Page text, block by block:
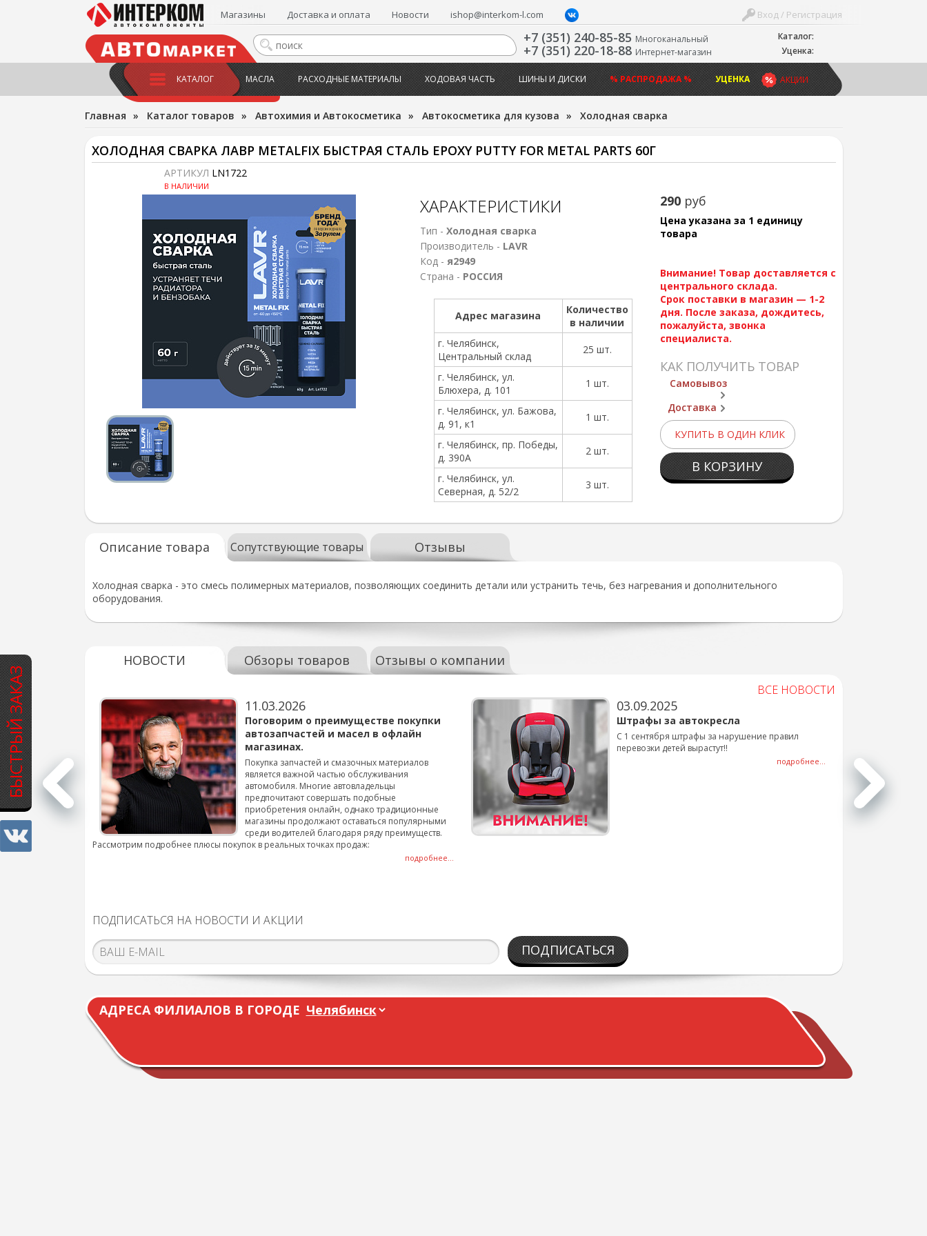
БЫСТРЫЙ ЗАКАЗ
Каталог:
Уценка:
Вход / Регистрация
Магазины Доставка и оплата Новости ishop@interkom-l.com
+7 (351) 240-85-85 Многоканальный
+7 (351) 220-18-88 Интернет-магазин
АКЦИИ
КАТАЛОГ МАСЛА РАСХОДНЫЕ МАТЕРИАЛЫ ХОДОВАЯ ЧАСТЬ ШИНЫ И ДИСКИ % РАСПРОДАЖА % УЦЕНКА
Главная » Каталог товаров » Автохимия и Автокосметика » Автокосметика для кузова » Холодная сварка
ХОЛОДНАЯ СВАРКА ЛАВР METALFIX БЫСТРАЯ СТАЛЬ EPOXY PUTTY FOR METAL PARTS 60Г
АРТИКУЛ LN1722
В НАЛИЧИИ
290 руб
Цена указана за 1 единицу
товара
Внимание! Товар доставляется с
центрального склада.
Срок поставки в магазин — 1-2
дня. После заказа, дождитесь,
пожалуйста, звонка
специалиста.
КАК ПОЛУЧИТЬ ТОВАР
Самовывоз
Доставка
КУПИТЬ В ОДИН КЛИК
В КОРЗИНУ
ХАРАКТЕРИСТИКИ
Тип - Холодная сварка
Производитель - LAVR
Код - я2949
Страна - РОССИЯ
Адрес магазина
Количество
в наличии
г. Челябинск,
Центральный склад
25 шт.
г. Челябинск, ул.
Блюхера, д. 101
1 шт.
г. Челябинск, ул. Бажова,
д. 91, к1
1 шт.
г. Челябинск, пр. Победы,
д. 390А
2 шт.
г. Челябинск, ул.
Северная, д. 52/2
3 шт.
Описание товара Сопутствующие товары Отзывы
Холодная сварка - это смесь полимерных материалов, позволяющих соединить детали или устранить течь, без нагревания и дополнительного
оборудования.
НОВОСТИ Обзоры товаров Отзывы о компании
ВСЕ НОВОСТИ
для
смены шин на
подробнее...
11.03.2026
Поговорим о преимуществе покупки
автозапчастей и масел в офлайн
магазинах.
Покупка запчастей и смазочных материалов
является важной частью обслуживания
автомобиля. Многие автовладельцы
предпочитают совершать подобные
приобретения онлайн, однако традиционные
магазины продолжают оставаться популярными
среди водителей благодаря ряду преимуществ.
Рассмотрим подробнее плюсы покупок в реальных точках продаж:
подробнее...
03.09.2025
Штрафы за автокресла
С 1 сентября штрафы за нарушение правил
перевозки детей вырастут!!
подробнее...
ПОДПИСАТЬСЯ НА НОВОСТИ И АКЦИИ
ПОДПИСАТЬСЯ
АДРЕСА ФИЛИАЛОВ В ГОРОДЕ